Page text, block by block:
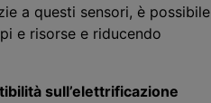
a questi sensori, è possibile
e risorse e riducendo
sull’elettrificazione